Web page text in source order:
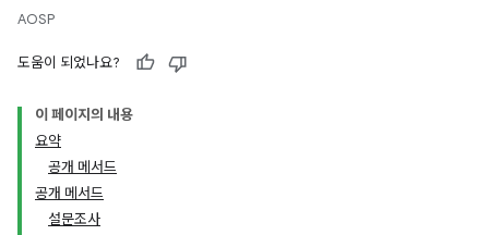
AOSP
도움이 되었나요?
이 페이지의 내용
요약
공개 메서드
공개 메서드
설문조사